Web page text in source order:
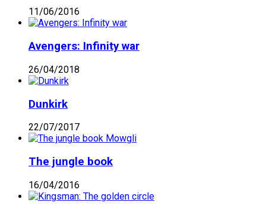
11/06/2016
Avengers: Infinity war
26/04/2018
Dunkirk
22/07/2017
The jungle book
16/04/2016